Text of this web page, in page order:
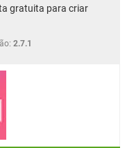
gratuita para criar
2.7.1